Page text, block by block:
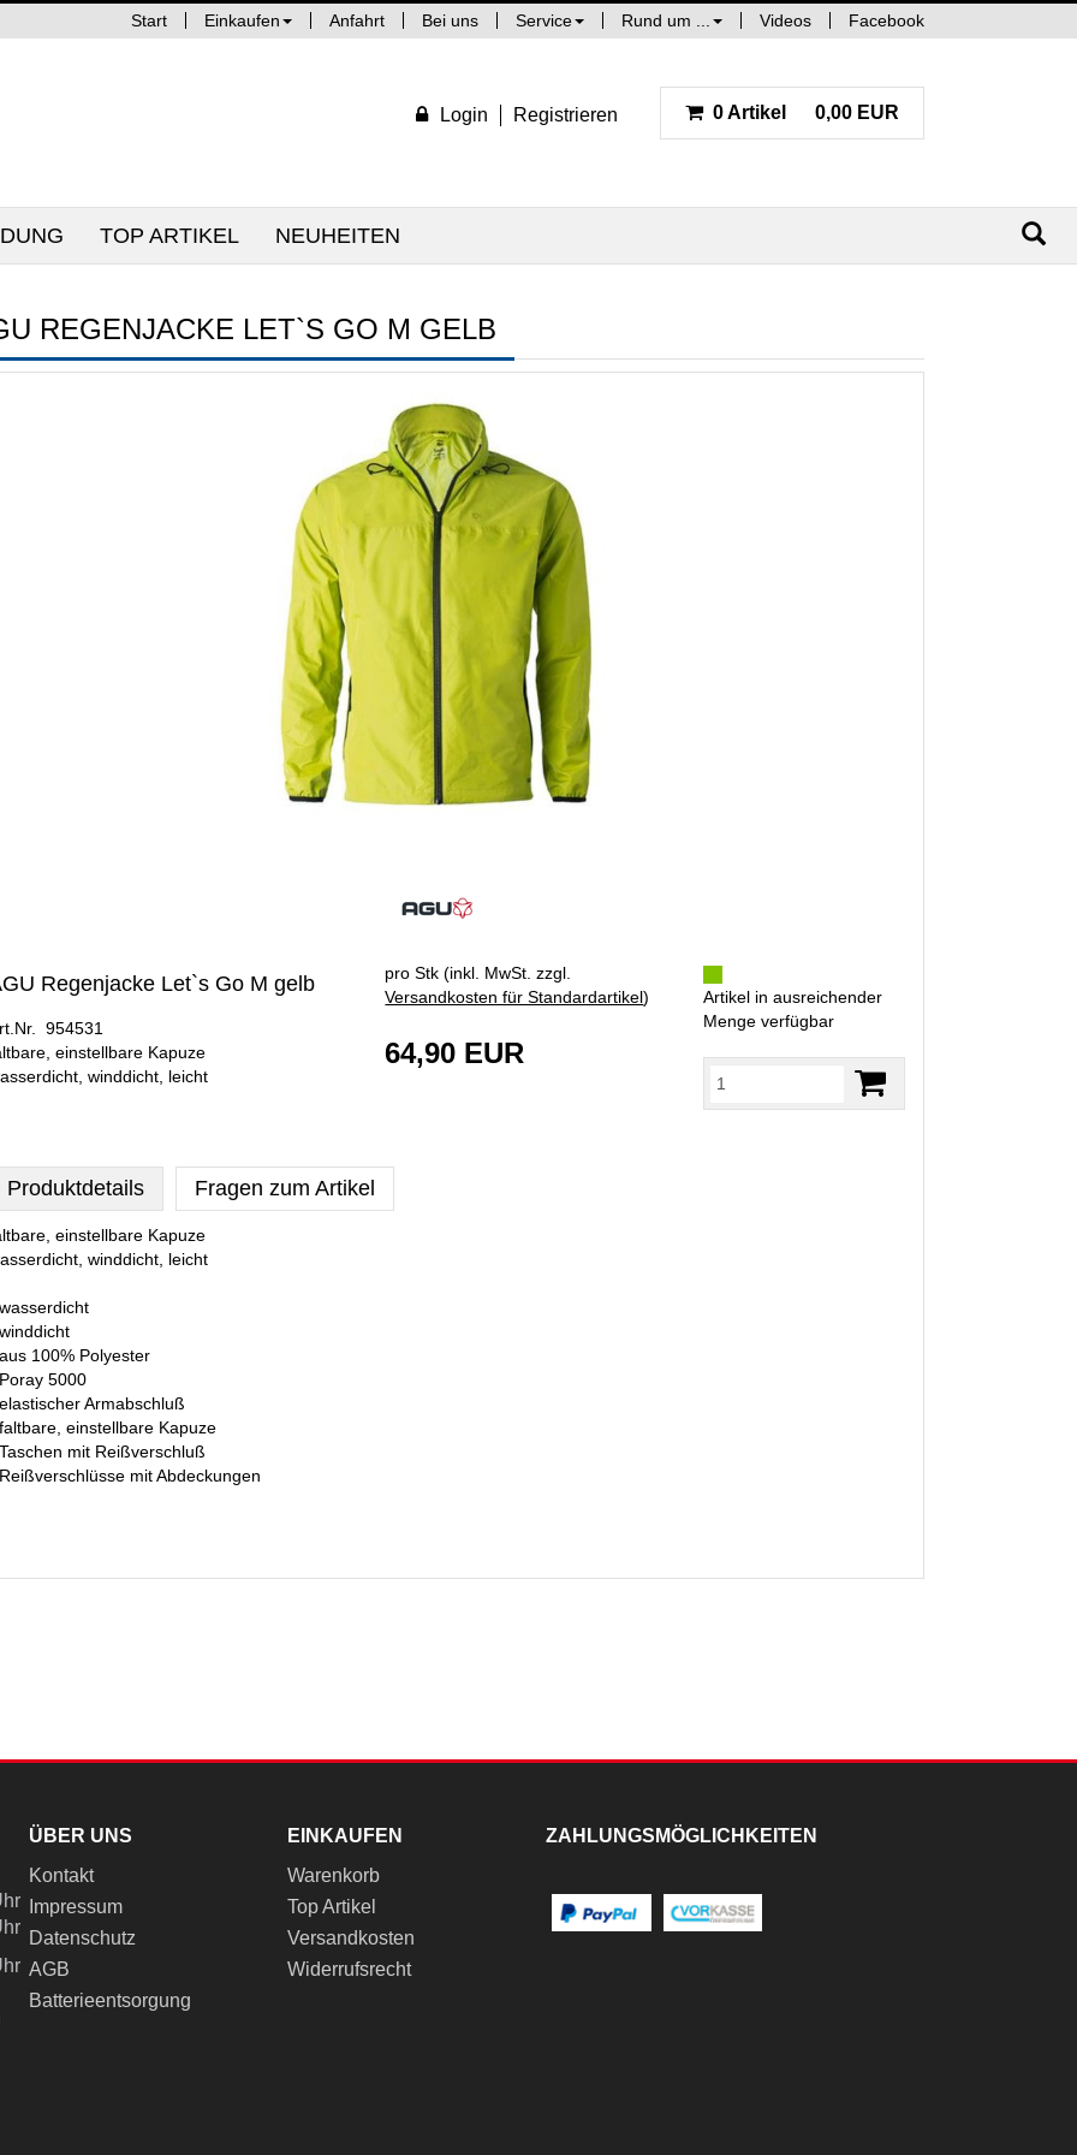
Start Einkaufen Anfahrt Bei uns Service Rund um ... Videos Facebook
Login Registrieren 0 Artikel 0,00 EUR
TOP ARTIKEL NEUHEITEN
REGENJACKE LET`S GO M GELB
Regenjacke Let`s Go M gelb
954531
einstellbare Kapuze
winddicht, leicht
pro Stk (inkl. MwSt. zzgl.
Versandkosten für Standardartikel)
64,90 EUR
Artikel in ausreichender
Menge verfügbar
Produktdetails Fragen zum Artikel
einstellbare Kapuze
winddicht, leicht
100% Polyester
5000
Armabschluß
einstellbare Kapuze
mit Reißverschluß
mit Abdeckungen
ÜBER UNS
Kontakt
Impressum
Datenschutz
AGB
Batterieentsorgung
EINKAUFEN
Warenkorb
Top Artikel
Versandkosten
Widerrufsrecht
ZAHLUNGSMÖGLICHKEITEN